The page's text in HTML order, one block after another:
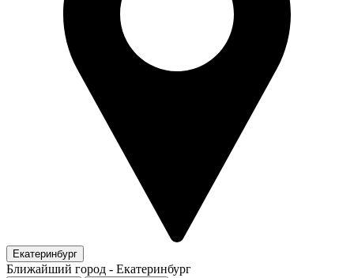
Екатеринбург
Ближайший город - Екатеринбург